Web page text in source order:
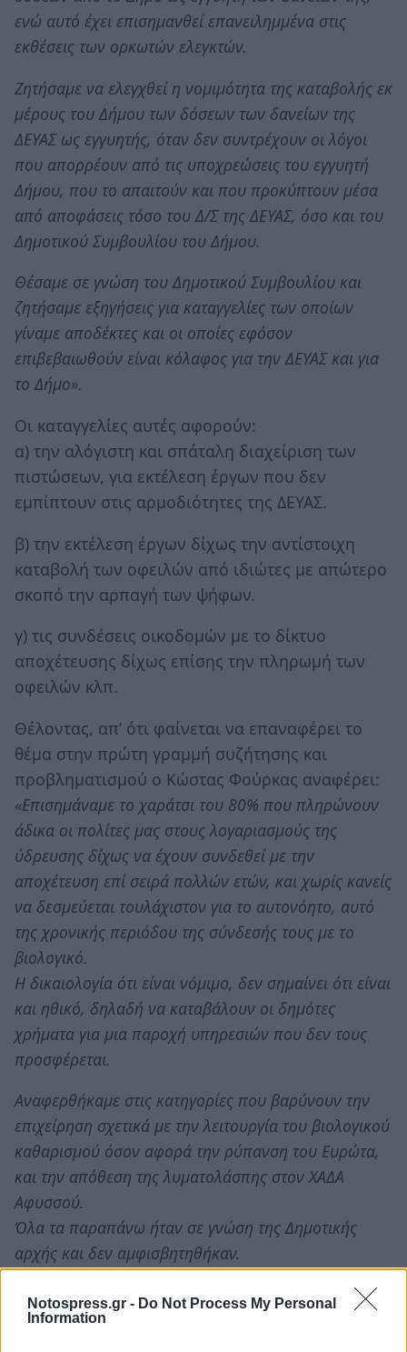
Notospress.gr - Do Not Process My Personal
Information
ενώ αυτό έχει επισημανθεί επανειλημμένα στις
εκθέσεις των ορκωτών ελεγκτών.
Ζητήσαμε να ελεγχθεί η νομιμότητα της καταβολής εκ
μέρους του Δήμου των δόσεων των δανείων της
ΔΕΥΑΣ ως εγγυητής, όταν δεν συντρέχουν οι λόγοι
που απορρέουν από τις υποχρεώσεις του εγγυητή
Δήμου, που το απαιτούν και που προκύπτουν μέσα
από αποφάσεις τόσο του Δ/Σ της ΔΕΥΑΣ, όσο και του
Δημοτικού Συμβουλίου του Δήμου.
Θέσαμε σε γνώση του Δημοτικού Συμβουλίου και
ζητήσαμε εξηγήσεις για καταγγελίες των οποίων
γίναμε αποδέκτες και οι οποίες εφόσον
επιβεβαιωθούν είναι κόλαφος για την ΔΕΥΑΣ και για
το Δήμο».
Οι καταγγελίες αυτές αφορούν:
α) την αλόγιστη και σπάταλη διαχείριση των
πιστώσεων, για εκτέλεση έργων που δεν
εμπίπτουν στις αρμοδιότητες της ΔΕΥΑΣ.
β) την εκτέλεση έργων δίχως την αντίστοιχη
καταβολή των οφειλών από ιδιώτες με απώτερο
σκοπό την αρπαγή των ψήφων.
γ) τις συνδέσεις οικοδομών με το δίκτυο
αποχέτευσης δίχως επίσης την πληρωμή των
οφειλών κλπ.
Θέλοντας, απ’ ότι φαίνεται να επαναφέρει το
θέμα στην πρώτη γραμμή συζήτησης και
προβληματισμού ο Κώστας Φούρκας αναφέρει:
«Επισημάναμε το χαράτσι του 80% που πληρώνουν
άδικα οι πολίτες μας στους λογαριασμούς της
ύδρευσης δίχως να έχουν συνδεθεί με την
αποχέτευση επί σειρά πολλών ετών, και χωρίς κανείς
να δεσμεύεται τουλάχιστον για το αυτονόητο, αυτό
της χρονικής περιόδου της σύνδεσής τους με το
βιολογικό.
Η δικαιολογία ότι είναι νόμιμο, δεν σημαίνει ότι είναι
και ηθικό, δηλαδή να καταβάλουν οι δημότες
χρήματα για μια παροχή υπηρεσιών που δεν τους
προσφέρεται.
Αναφερθήκαμε στις κατηγορίες που βαρύνουν την
επιχείρηση σχετικά με την λειτουργία του βιολογικού
καθαρισμού όσον αφορά την ρύπανση του Ευρώτα,
και την απόθεση της λυματολάσπης στον ΧΑΔΑ
Αφυσσού.
Όλα τα παραπάνω ήταν σε γνώση της Δημοτικής
αρχής και δεν αμφισβητηθήκαν.
Αφορούν όμως όλους όσους διετέλεσαν μέλη των
προηγούμενων διοικήσεων, αλλά και μέλη του